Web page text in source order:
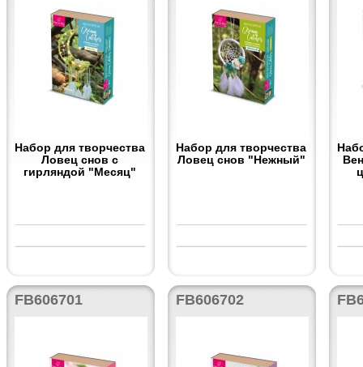
Набор для творчества
Ловец снов с
гирляндой "Месяц"
Набор для творчества
Ловец снов "Нежный"
FB606701 FB606702